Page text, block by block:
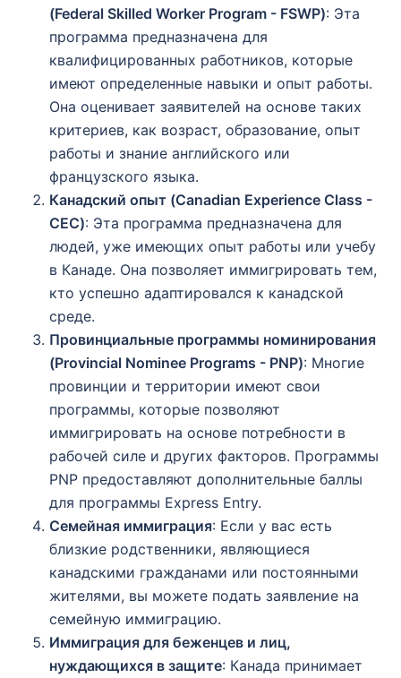
(Federal Skilled Worker Program - FSWP): Эта
программа предназначена для
квалифицированных работников, которые
имеют определенные навыки и опыт работы.
Она оценивает заявителей на основе таких
критериев, как возраст, образование, опыт
работы и знание английского или
французского языка.
Канадский опыт (Canadian Experience Class -
CEC): Эта программа предназначена для
людей, уже имеющих опыт работы или учебу
в Канаде. Она позволяет иммигрировать тем,
кто успешно адаптировался к канадской
среде.
Провинциальные программы номинирования
(Provincial Nominee Programs - PNP): Многие
провинции и территории имеют свои
программы, которые позволяют
иммигрировать на основе потребности в
рабочей силе и других факторов. Программы
PNP предоставляют дополнительные баллы
для программы Express Entry.
Семейная иммиграция: Если у вас есть
близкие родственники, являющиеся
канадскими гражданами или постоянными
жителями, вы можете подать заявление на
семейную иммиграцию.
Иммиграция для беженцев и лиц,
нуждающихся в защите: Канада принимает